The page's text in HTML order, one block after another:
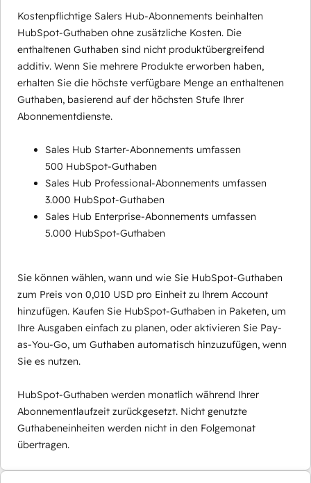
Kostenpflichtige Salers Hub-Abonnements beinhalten
HubSpot-Guthaben ohne zusätzliche Kosten. Die
enthaltenen Guthaben sind nicht produktübergreifend
additiv. Wenn Sie mehrere Produkte erworben haben,
erhalten Sie die höchste verfügbare Menge an enthaltenen
Guthaben, basierend auf der höchsten Stufe Ihrer
Abonnementdienste.
Sales Hub Starter-Abonnements umfassen
500 HubSpot-Guthaben
Sales Hub Professional-Abonnements umfassen
3.000 HubSpot-Guthaben
Sales Hub Enterprise-Abonnements umfassen
5.000 HubSpot-Guthaben
Sie können wählen, wann und wie Sie HubSpot-Guthaben
zum Preis von 0,010 USD pro Einheit zu Ihrem Account
hinzufügen. Kaufen Sie HubSpot-Guthaben in Paketen, um
Ihre Ausgaben einfach zu planen, oder aktivieren Sie Pay-
as-You-Go, um Guthaben automatisch hinzuzufügen, wenn
Sie es nutzen.
HubSpot-Guthaben werden monatlich während Ihrer
Abonnementlaufzeit zurückgesetzt. Nicht genutzte
Guthabeneinheiten werden nicht in den Folgemonat
übertragen.